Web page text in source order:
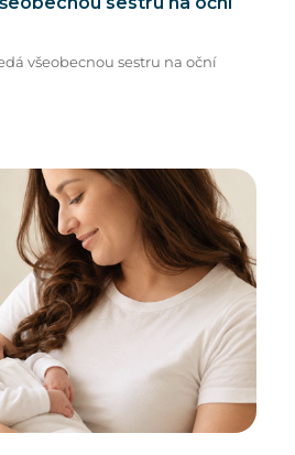
všeobecnou sestru na oční